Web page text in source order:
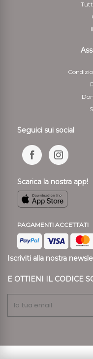
Seguici sui social
Scarica la nostra app!
PAGAMENTI ACCETTATI
Iscriviti alla nostra
E OTTIENI IL CODICE